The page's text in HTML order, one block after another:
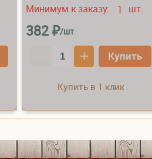
Минимум к заказу: 1 шт.
382₽/шт
+ Купить
Купить в 1 клик